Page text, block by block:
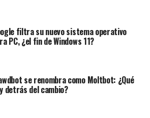
filtra su nuevo sistema operativo
PC, ¿el fin de Windows 11?
se renombra como Moltbot: ¿Qué
detrás del cambio?